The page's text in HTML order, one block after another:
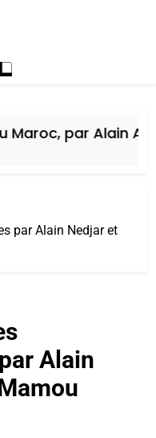
par Alain
par Alain Nedjar et
Alain